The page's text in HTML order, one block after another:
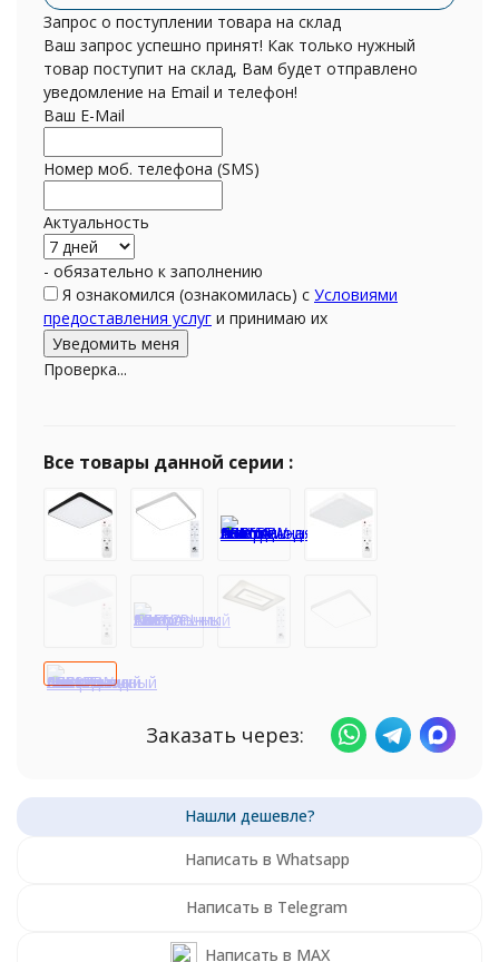
Запрос о поступлении товара на склад
Ваш запрос успешно принят! Как только нужный
товар поступит на склад, Вам будет отправлено
уведомление на Email и телефон!
Ваш E-Mail
Номер моб. телефона (SMS)
Актуальность
- обязательно к заполнению
Я ознакомился (ознакомилась) с Условиями
предоставления услуг и принимаю их
Проверка...
Все товары данной серии :
Заказать через:
Написать в Whatsapp
Написать в Telegram
Написать в MAX